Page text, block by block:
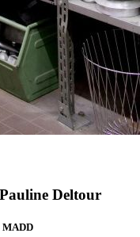
Deltour
MADD